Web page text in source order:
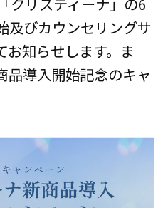
及びカウンセリングサ
お知らせします。ま
品導入開始記念のキャ